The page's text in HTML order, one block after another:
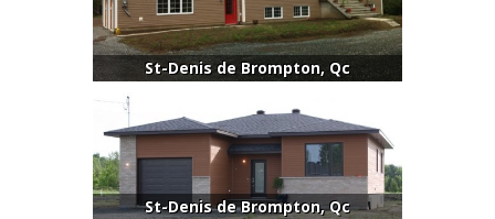
St-Denis de Brompton, Qc
St-Denis de Brompton, Qc